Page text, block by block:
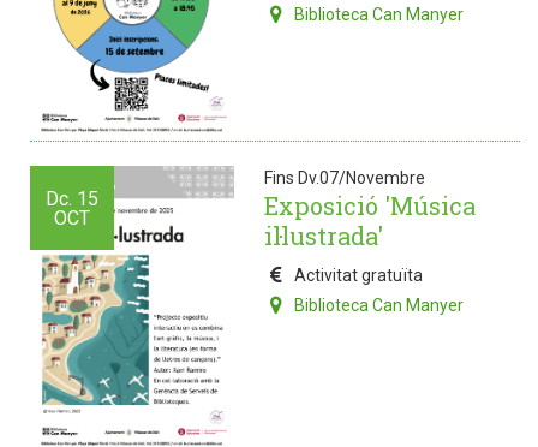
Biblioteca Can Manyer
Dc. 15
OCT
Fins Dv.07/Novembre
Exposició 'Música
il·lustrada'
Activitat gratuïta
Biblioteca Can Manyer